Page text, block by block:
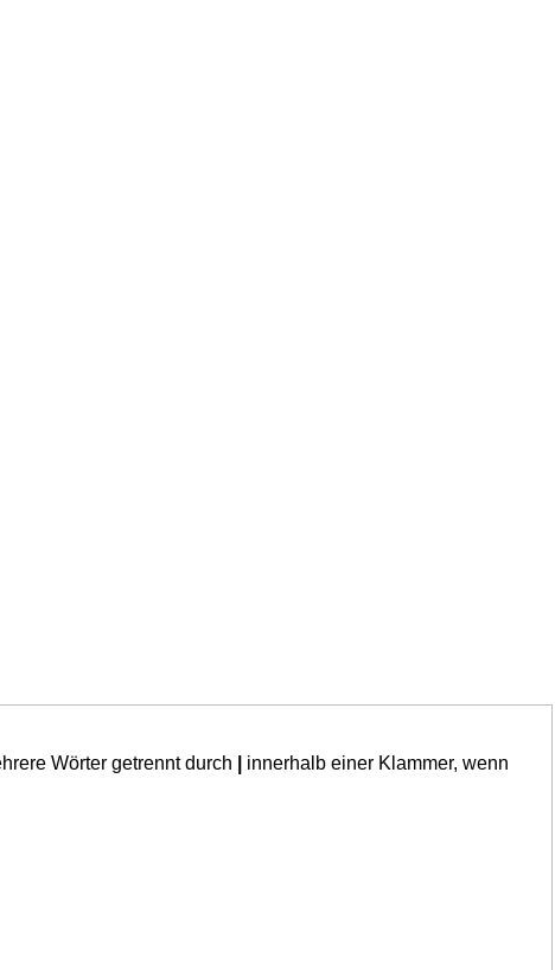
Wörter getrennt durch
innerhalb einer Klammer, wenn